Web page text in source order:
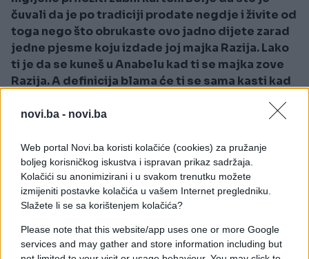
novi.ba - novi.ba
Web portal Novi.ba koristi kolačiće (cookies) za pružanje
boljeg korisničkog iskustva i ispravan prikaz sadržaja.
Kolačići su anonimizirani i u svakom trenutku možete
izmijeniti postavke kolačića u vašem Internet pregledniku.
Slažete li se sa korištenjem kolačića?
Please note that this website/app uses one or more Google
services and may gather and store information including but
čuvali da je po tradiciji prodate negdje i živite od
toga nego što obrukaste ovo jadno dijete zarad
jedne pjesme koju izdade joj majka Razija. Lako
ti je da se kuneš u Anabelu kad ti se majka zove
Razija. A definicija blama će ti se sama kasti kad
Đurićeva.